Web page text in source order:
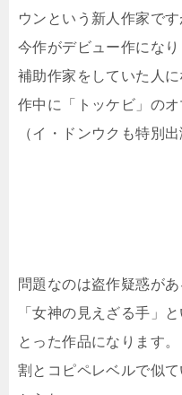
ウンという新人作家です
今作がデビュー作にな
補助作家をしていた人に
作中に「トッケビ」のオ
（イ・ドンウクも特別出
問題なのは盗作疑惑があ
「女神の見えざる手」
とった作品になります。
割とコピペレベルで似